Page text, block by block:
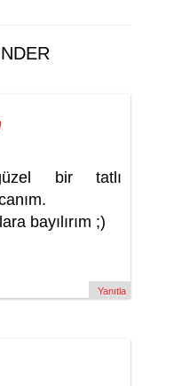
bir tatlı
bayılırım ;)
Yanıtla